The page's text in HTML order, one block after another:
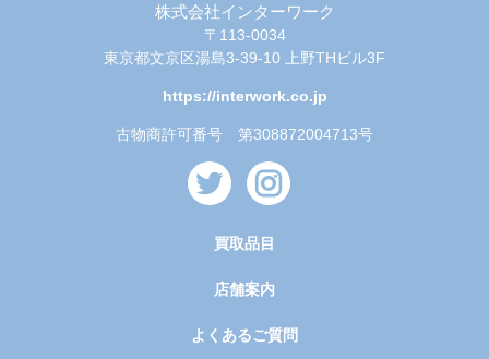
株式会社インターワーク
〒113-0034
東京都文京区湯島3-39-10 上野THビル3F
https://interwork.co.jp
古物商許可番号 第308872004713号
買取品目
店舗案内
よくあるご質問